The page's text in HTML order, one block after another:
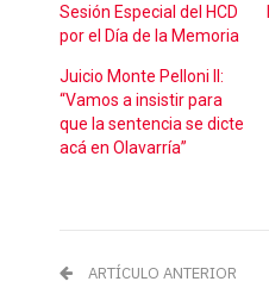
Sesión Especial del HCD
por el Día de la Memoria
Juicio Monte Pelloni II:
“Vamos a insistir para
que la sentencia se dicte
acá en Olavarría”
ARTÍCULO ANTERIOR